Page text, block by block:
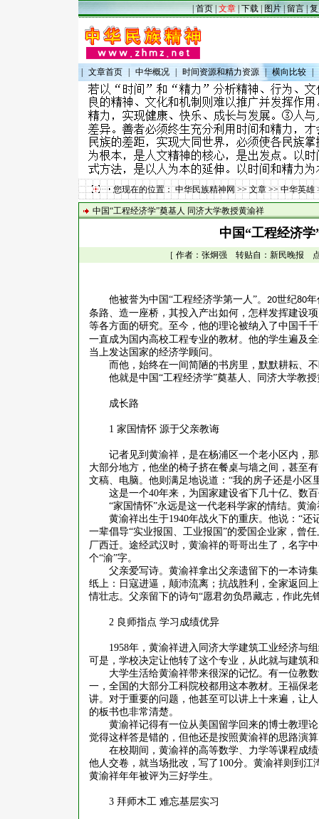
|首页|文章|下载| 图片|留言|
文章首页 中华概况 时间资源和精力资源 | 横向比较
您现在的位置：中华民族精神网>>文章>>中华英雄
中国“工程经济学”奠基人 同济大学教授黄渝祥
中国“工程经济
［ 作者：张炯强 转贴自：新民晚报
他被誉为中国 “工程经济学第一人”。 20世纪80年
条路、造一座桥，其投入产出如何，怎样发挥建设
等各方面的研究。至今，他的理论被纳入了中国千
一直成为国内高校工程专业的教材。他的学生遍及
当上发达国家的经济学顾问。
而他，始终在一间简陋的书房里，默默耕耘、
他就是中国 “工程经济学”奠基人、同济大学教
成长路
1 家国情怀 源于父亲教诲
记者见到黄渝祥，是在杨浦区一个老小区内，
大部分地方，他坐的椅子挤在餐桌与墙之间，甚至
文稿、电脑。他则满足地说道：“我的房子还是小区
这是一个40年来，为国家建设省下几十亿、数
“家国情怀”永远是这一代老科学家的情结。黄
黄渝祥出生于1940年战火下的重庆。他说：“还
一辈倡导“实业报国、工业报国”的爱国企业家，曾
厂西迁。途经武汉时，黄渝祥的哥哥出生了，名字
个“渝”字。
父亲爱写诗。黄渝祥拿出父亲遗留下的一本诗
纸上：日寇进逼，颠沛流离；抗战胜利，全家返回
情壮志。父亲留下的诗句“愿君勿负昂藏志，作此先
2 良师指点 学习成绩优异
1958年，黄渝祥进入同济大学建筑工业经济与
可是，学校决定让他转了这个专业，从此就与建筑
大学生活给黄渝祥带来很深的记忆。有一位教
一，全国的大部分工科院校都用这本教材。王福保
讲。对于重要的问题，他甚至可以讲上十来遍，让
的板书也非常清楚。
黄渝祥记得有一位从美国留学回来的博士教理
觉得这样答是错的，但他还是按照黄渝祥的思路演
在校期间，黄渝祥的高等数学、力学等课程成
他人交卷，就当场批改，写了 100分。黄渝祥则到江
黄渝祥年年被评为三好学生。
3 拜师木工 难忘基层实习